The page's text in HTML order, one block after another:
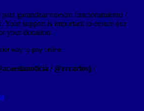
garantizar nuestro funcionamiento /
Your support is important to ensure our
your donation.
/ @rccarlosj /